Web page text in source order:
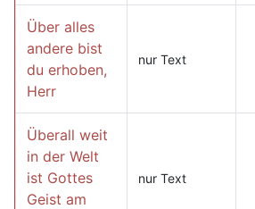
Über alles
andere bist
du erhoben,
Herr
nur Text
Überall weit
in der Welt
ist Gottes
Geist am
nur Text